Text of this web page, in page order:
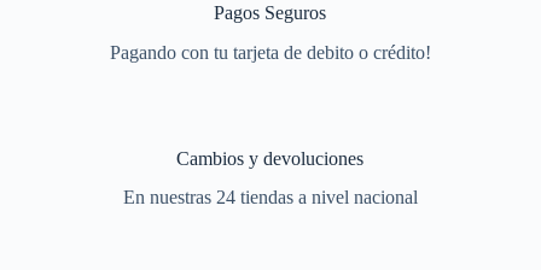
Pagos Seguros
Pagando con tu tarjeta de debito o crédito!
Cambios y devoluciones
En nuestras 24 tiendas a nivel nacional